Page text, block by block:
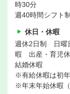
時30分
週40時間シフト制
休日・休暇
週休2日制 日
暇 出産・育児
結婚休暇
※有給休暇は初
※年末年始休暇（